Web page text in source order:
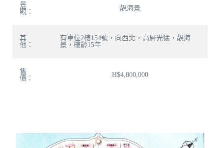
景
觀：
靚海景
其
他：
有車位2樓154號，向西北，高層光猛，靚海
景，樓齡15年
售
價：
H$4,800,000